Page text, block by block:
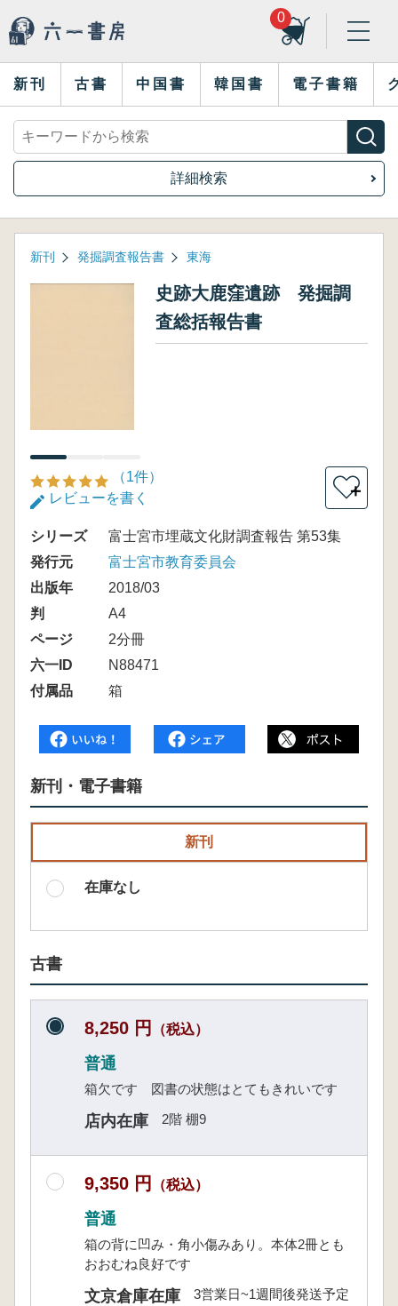
0
新刊 古書 中国書 韓国書 電子書籍
詳細検索
新刊 発掘調査報告書 東海
史跡大鹿窪遺跡 発掘調
査総括報告書
（1件）
レビューを書く
＋
シリーズ
富士宮市埋蔵文化財調査報告 第53集
発行元
富士宮市教育委員会
出版年
2018/03
判
A4
ページ
2分冊
六一ID
N88471
付属品
箱
新刊・電子書籍
新刊
在庫なし
古書
8,250 円 （税込）
普通
箱欠です 図書の状態はとてもきれいです
店内在庫 2階 棚9
9,350 円 （税込）
普通
箱の背に凹み・角小傷みあり。本体2冊とも
おおむね良好です
文京倉庫在庫 3営業日~1週間後発送予定